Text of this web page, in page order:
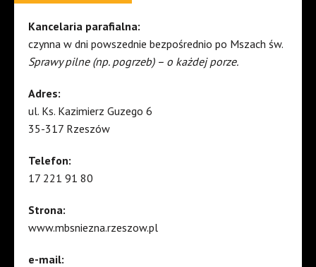
Kancelaria parafialna:
czynna w dni powszednie bezpośrednio po Mszach św.
Sprawy pilne (np. pogrzeb) – o każdej porze.
Adres:
ul. Ks. Kazimierz Guzego 6
35-317 Rzeszów
Telefon:
17 221 91 80
Strona:
www.mbsniezna.rzeszow.pl
e-mail: